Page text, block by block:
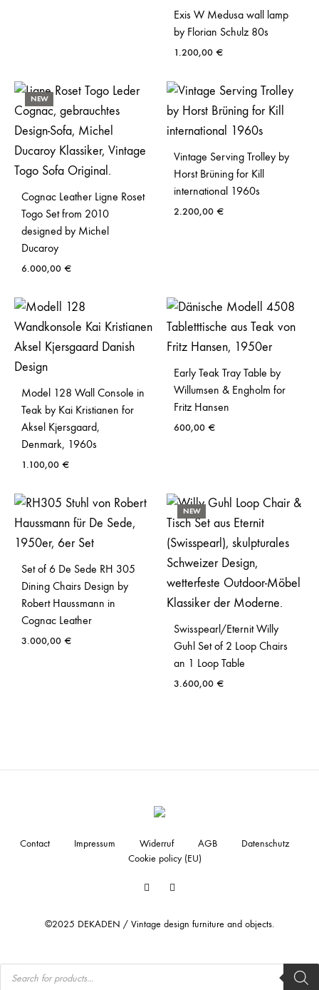
Exis W Medusa wall lamp
by Florian Schulz 80s
1.200,00 €
NEW
Cognac Leather Ligne Roset
Togo Set from 2010
designed by Michel
Ducaroy
6.000,00 €
Vintage Serving Trolley by
Horst Brüning for Kill
international 1960s
2.200,00 €
Model 128 Wall Console in
Teak by Kai Kristianen for
Aksel Kjersgaard,
Denmark, 1960s
1.100,00 €
Early Teak Tray Table by
Willumsen & Engholm for
Fritz Hansen
600,00 €
Set of 6 De Sede RH 305
Dining Chairs Design by
Robert Haussmann in
Cognac Leather
3.000,00 €
NEW
Swisspearl/Eternit Willy
Guhl Set of 2 Loop Chairs
an 1 Loop Table
3.600,00 €
Facebook
©2025 DEKADEN / Vintage design furniture and objects.
Contact Impressum Widerruf AGB
Datenschutz
Cookie policy (EU)
Products
search